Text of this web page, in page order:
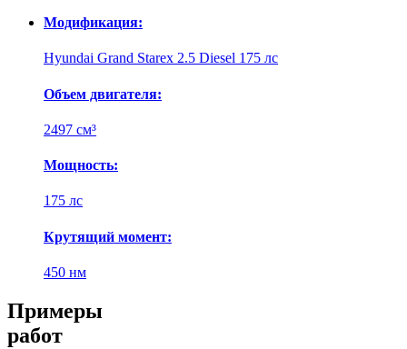
Модификация:
Hyundai Grand Starex 2.5 Diesel 175 лс
Объем двигателя:
2497 см³
Мощность:
175 лс
Крутящий момент:
450 нм
Примеры
работ